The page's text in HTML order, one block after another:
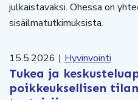
julkaistavaksi. Ohessa on
sisäilmatutkimuksista.
15.5.2026 | Hyvinvointi
Tukea ja
poikkeuksellisen